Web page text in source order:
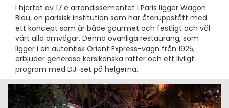
I hjärtat av 17:e arrondissementet i Paris ligger Wagon
Bleu, en parisisk institution som har återuppstått med
ett koncept som är både gourmet och festligt och väl
värt alla omvägar. Denna ovanliga restaurang, som
ligger i en autentisk Orient Express-vagn från 1925,
erbjuder generösa korsikanska rätter och ett livligt
program med DJ-set på helgerna.